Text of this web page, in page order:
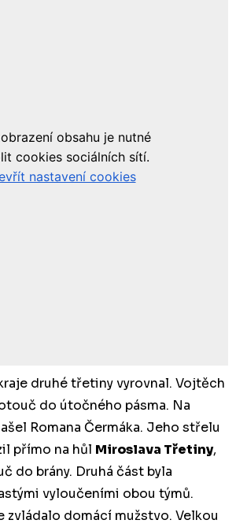
druhé třetiny vyrovnal. Vojtěch
do útočného pásma. Na
Romana Čermáka. Jeho střelu
přímo na hůl Miroslava Třetiny,
do brány. Druhá část byla
vyloučeními obou týmů.
zvládalo domácí mužstvo. Velkou